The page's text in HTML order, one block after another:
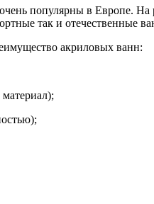
популярны в Европе.
так и отечественные
акриловых ванн: